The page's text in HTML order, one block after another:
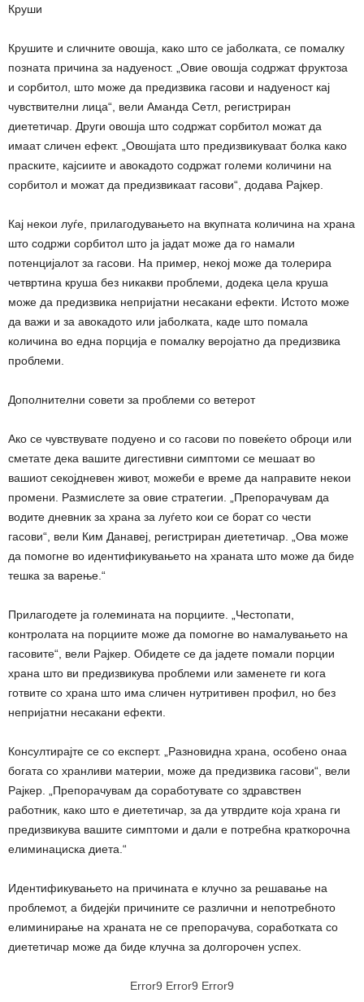
Круши
Крушите и сличните овошја, како што се јаболката, се помалку
позната причина за надуеност. „Овие овошја содржат фруктоза
и сорбитол, што може да предизвика гасови и надуеност кај
чувствителни лица“, вели Аманда Сетл, регистриран
диететичар. Други овошја што содржат сорбитол можат да
имаат сличен ефект. „Овошјата што предизвикуваат болка како
праските, кајсиите и авокадото содржат големи количини на
сорбитол и можат да предизвикаат гасови“, додава Рајкер.
Кај некои луѓе, прилагодувањето на вкупната количина на храна
што содржи сорбитол што ја јадат може да го намали
потенцијалот за гасови. На пример, некој може да толерира
четвртина круша без никакви проблеми, додека цела круша
може да предизвика непријатни несакани ефекти. Истото може
да важи и за авокадото или јаболката, каде што помала
количина во една порција е помалку веројатно да предизвика
проблеми.
Дополнителни совети за проблеми со ветерот
Ако се чувствувате подуено и со гасови по повеќето оброци или
сметате дека вашите дигестивни симптоми се мешаат во
вашиот секојдневен живот, можеби е време да направите некои
промени. Размислете за овие стратегии. „Препорачувам да
водите дневник за храна за луѓето кои се борат со чести
гасови“, вели Ким Данавеј, регистриран диететичар. „Ова може
да помогне во идентификувањето на храната што може да биде
тешка за варење.“
Прилагодете ја големината на порциите. „Честопати,
контролата на порциите може да помогне во намалувањето на
гасовите“, вели Рајкер. Обидете се да јадете помали порции
храна што ви предизвикува проблеми или заменете ги кога
готвите со храна што има сличен нутритивен профил, но без
непријатни несакани ефекти.
Консултирајте се со експерт. „Разновидна храна, особено онаа
богата со хранливи материи, може да предизвика гасови“, вели
Рајкер. „Препорачувам да соработувате со здравствен
работник, како што е диететичар, за да утврдите која храна ги
предизвикува вашите симптоми и дали е потребна краткорочна
елиминациска диета.“
Идентификувањето на причината е клучно за решавање на
проблемот, а бидејќи причините се различни и непотребното
елиминирање на храната не се препорачува, соработката со
диететичар може да биде клучна за долгорочен успех.
Error9 Error9 Error9